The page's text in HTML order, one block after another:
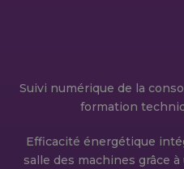
Suivi numérique de la
formation
Efficacité énergétique
salle des machines grâce